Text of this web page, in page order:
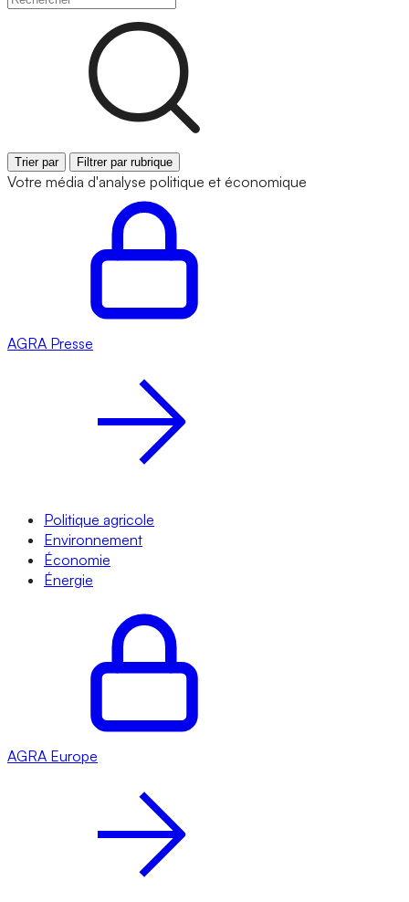
Trier par Filtrer par rubrique
Votre média d'analyse politique et économique
AGRA Presse
Politique agricole
Environnement
Économie
Énergie
AGRA Europe